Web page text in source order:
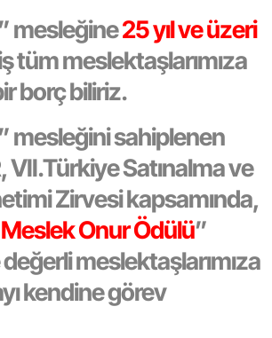
mesleğine25 yıl ve üzeri
tüm meslektaşlarımıza
borç biliriz.
mesleğini sahiplenen
VII.Türkiye Satınalma ve
Zirvesi kapsamında,
Onur Ödülü”
meslektaşlarımıza
kendine görev